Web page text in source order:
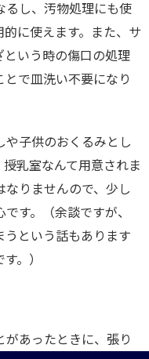
るし、汚物処理にも使
に使えます。また、サ
という時の傷口の処理
で皿洗い不要になり
や子供のおくるみとし
乳室なんて用意されま
りませんので、少し
す。（余談ですが、
うという話もあります
。）
あったときに、張り